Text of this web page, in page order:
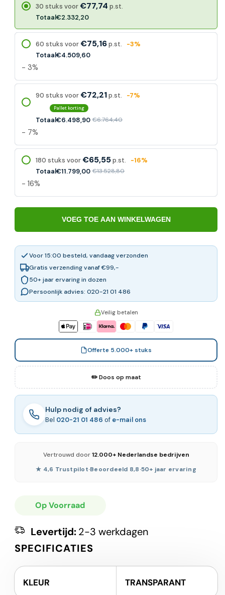
30 stuks voor€77,74 p.st.
Totaal€2.332,20
60 stuks voor€75,16p.st.
-3%
Totaal€4.509,60
- 3%
90 stuks voor€72,21p.st. -7%
Pallet korting
Totaal€6.498,90 €6.764,40
- 7%
180 stuks voor€65,55p.st.
-16%
Totaal€11.799,00 €13.528,80
- 16%
VOEG TOE AAN WINKELWAGEN
Voor 15:00 besteld, vandaag verzonden
Gratis verzending vanaf €99,-
50+ jaar ervaring in dozen
Persoonlijk advies: 020-21 01 486
Veilig betalen
Offerte 5.000+ stuks
✏️ Doos op maat
Hulp nodig of advies?
Bel 020-21 01 486 of e-mail ons
Vertrouwd door12.000+ Nederlandse bedrijven
★ 4,6 Trustpilot·Beoordeeld 8,8·50+ jaar ervaring
Op Voorraad
Levertijd:2-3 werkdagen
SPECIFICATIES
KLEUR TRANSPARANT